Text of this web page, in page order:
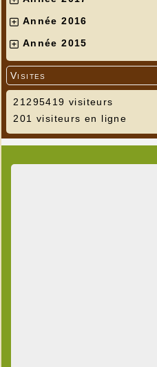
Année 2016
Année 2015
Visites
21295419 visiteurs
201 visiteurs en ligne